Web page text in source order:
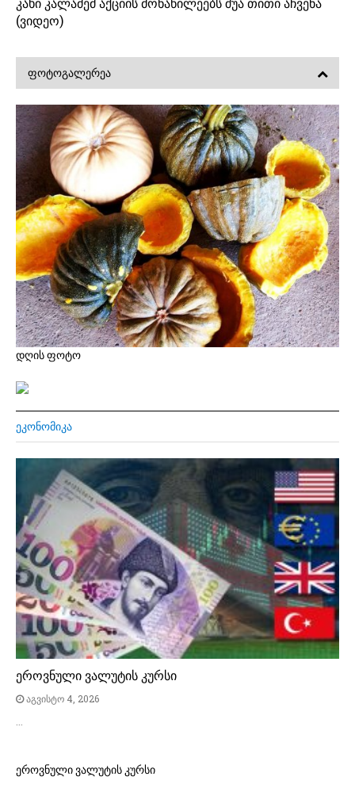
(ვიდეო)
ᲤᲝᲢᲝᲒᲐᲚᲔᲠᲔᲐ
დღის ფოტო
ᲔᲙᲝᲜᲝᲛᲘᲙᲐ
ეროვნული ვალუტის კურსი
აგვისტო 4, 2026
…
ეროვნული ვალუტის კურსი